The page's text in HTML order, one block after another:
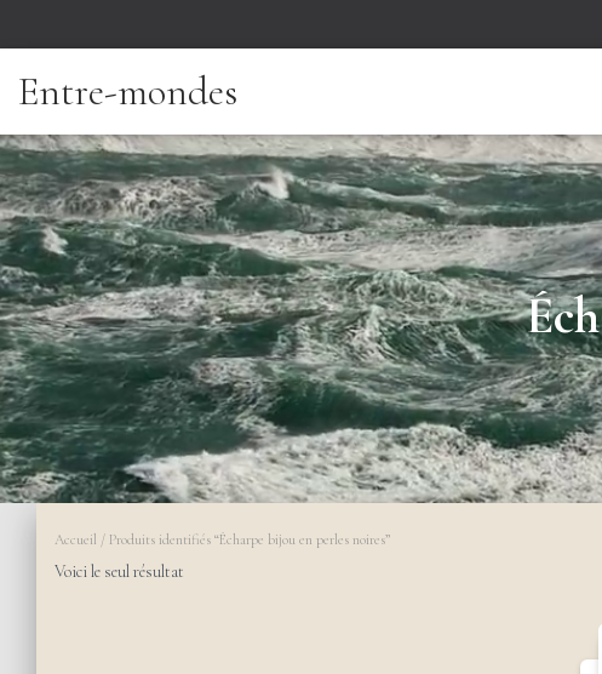
Entre-mondes
Accueil / Produits identifiés “Écharpe bijou en perles noires”
Voici le seul résultat